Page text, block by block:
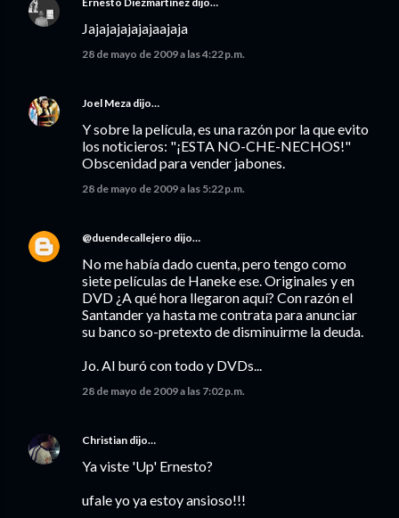
Jajajajajajajaajaja
28 de mayo de 2009 a las 4:22 p.m.
Joel Meza dijo…
Y sobre la película, es una razón por la que evito
los noticieros: "¡ESTA NO-CHE-NECHOS!"
Obscenidad para vender jabones.
28 de mayo de 2009 a las 5:22 p.m.
@duendecallejero dijo…
No me había dado cuenta, pero tengo como
siete películas de Haneke ese. Originales y en
DVD ¿A qué hora llegaron aquí? Con razón el
Santander ya hasta me contrata para anunciar
su banco so-pretexto de disminuirme la deuda.
Jo. Al buró con todo y DVDs...
28 de mayo de 2009 a las 7:02 p.m.
Christian dijo…
Ya viste 'Up' Ernesto?
ufale yo ya estoy ansioso!!!